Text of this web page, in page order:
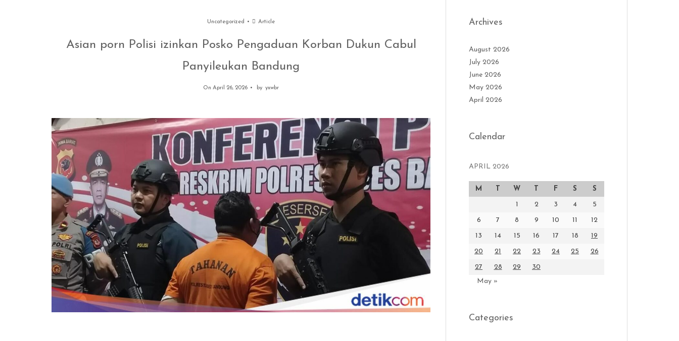
Uncategorized Article
Asian porn Polisi izinkan Posko Pengaduan Korban Dukun Cabul
Panyileukan Bandung
On April 26, 2026 by yxwbr
Archives
August 2026
July 2026
June 2026
May 2026
April 2026
Calendar
APRIL 2026
M T W T F S S
1 2 3 4 5
6 7 8 9 10 11 12
13 14 15 16 17 18 19
20 21 22 23 24 25 26
27 28 29
30
May »
Categories